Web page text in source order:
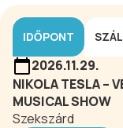
IDŐPONT
2026.11.29.
NIKOLA TESLA –
MUSICAL SHOW
Szekszárd